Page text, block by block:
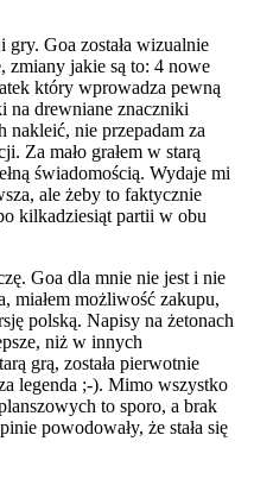
Goa została wizualnie
zmiany jakie są to: 4 nowe
który wprowadza pewną
na drewniane znaczniki
nakleić, nie przepadam za
Za mało grałem w starą
świadomością. Wydaje mi
ale żeby to faktycznie
kilkadziesiąt partii w obu
Goa dla mnie nie jest i nie
miałem możliwość zakupu,
polską. Napisy na żetonach
niż w innych
grą, została pierwotnie
legenda ;-). Mimo wszystko
to sporo, a brak
powodowały, że stała się